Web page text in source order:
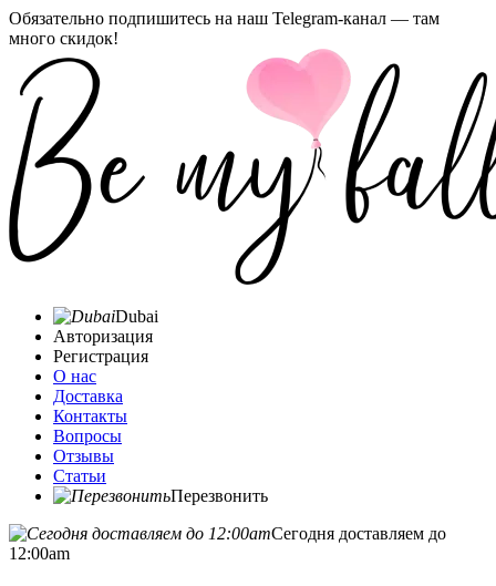
Обязательно подпишитесь на наш Telegram-канал — там
много скидок!
Dubai
Авторизация
Регистрация
О нас
Доставка
Контакты
Вопросы
Отзывы
Статьи
Перезвонить
Сегодня доставляем до
12:00am